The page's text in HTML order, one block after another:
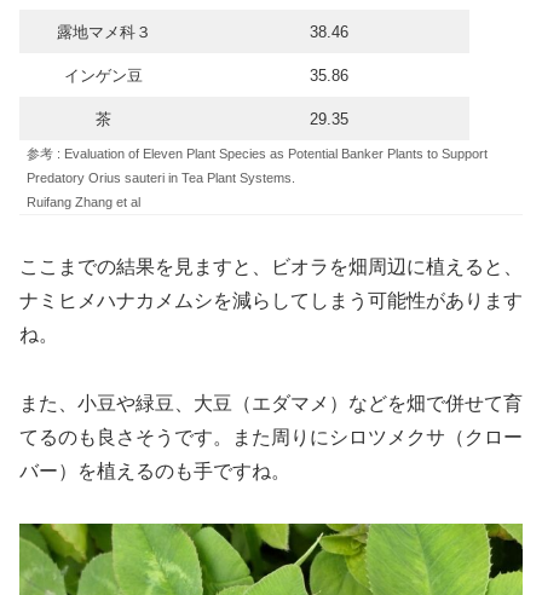
露地マメ科３ 38.46
インゲン豆 35.86
茶 29.35
参考 : Evaluation of Eleven Plant Species as Potential Banker Plants to Support
Predatory Orius sauteri in Tea Plant Systems.
Ruifang Zhang et al
ここまでの結果を見ますと、ビオラを畑周辺に植えると、
ナミヒメハナカメムシを減らしてしまう可能性があります
ね。
また、小豆や緑豆、大豆（エダマメ）などを畑で併せて育
てるのも良さそうです。また周りにシロツメクサ（クロー
バー）を植えるのも手ですね。